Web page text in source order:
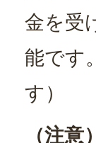
金を受
能です
す）
（注